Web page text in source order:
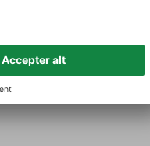
wine to drink over the